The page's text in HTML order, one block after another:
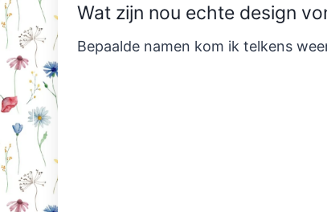
Wat zijn nou echte design
Bepaalde namen kom ik telkens